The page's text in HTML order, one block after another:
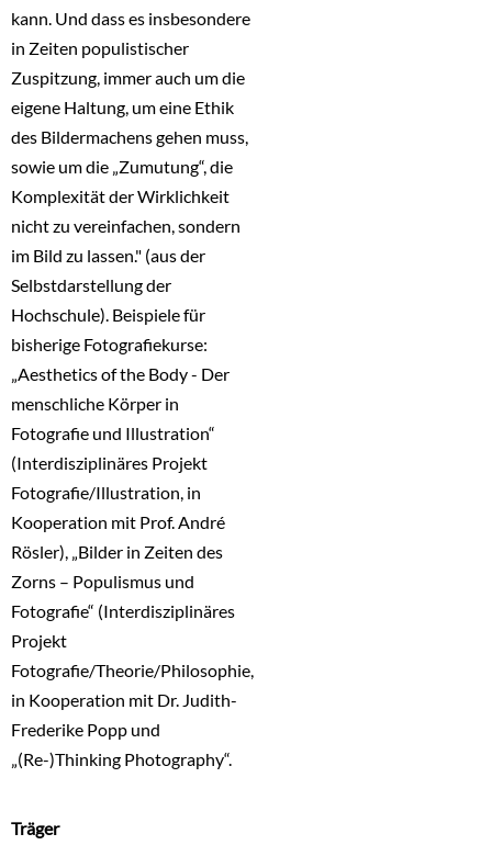
kann. Und dass es insbesondere
in Zeiten populistischer
Zuspitzung, immer auch um die
eigene Haltung, um eine Ethik
des Bildermachens gehen muss,
sowie um die „Zumutung“, die
Komplexität der Wirklichkeit
nicht zu vereinfachen, sondern
im Bild zu lassen." (aus der
Selbstdarstellung der
Hochschule). Beispiele für
bisherige Fotografiekurse:
„Aesthetics of the Body - Der
menschliche Körper in
Fotografie und Illustration“
(Interdisziplinäres Projekt
Fotografie/Illustration, in
Kooperation mit Prof. André
Rösler), „Bilder in Zeiten des
Zorns – Populismus und
Fotografie“ (Interdisziplinäres
Projekt
Fotografie/Theorie/Philosophie,
in Kooperation mit Dr. Judith-
Frederike Popp und
„(Re-)Thinking Photography“.
Träger